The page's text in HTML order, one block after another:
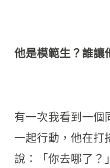
他是模範生？誰讓
有一次我看到一個
一起行動，他在打
說：「你去哪了？